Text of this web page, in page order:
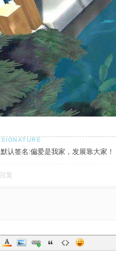
默认签名:偏爱是我家，发展靠大家
回复